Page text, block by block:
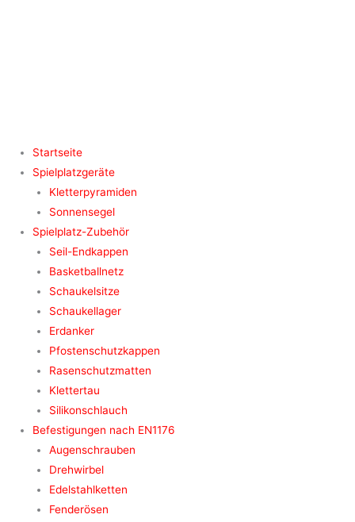
Startseite
Spielplatzgeräte
Kletterpyramiden
Sonnensegel
Spielplatz-Zubehör
Seil-Endkappen
Basketballnetz
Schaukelsitze
Schaukellager
Erdanker
Pfostenschutzkappen
Rasenschutzmatten
Klettertau
Silikonschlauch
Befestigungen nach EN1176
Augenschrauben
Drehwirbel
Edelstahlketten
Fenderösen